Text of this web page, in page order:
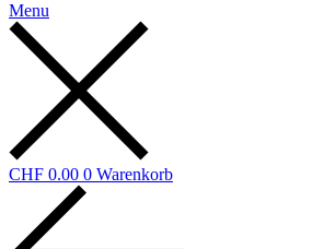
Menu
CHF 0.00 0 Warenkorb